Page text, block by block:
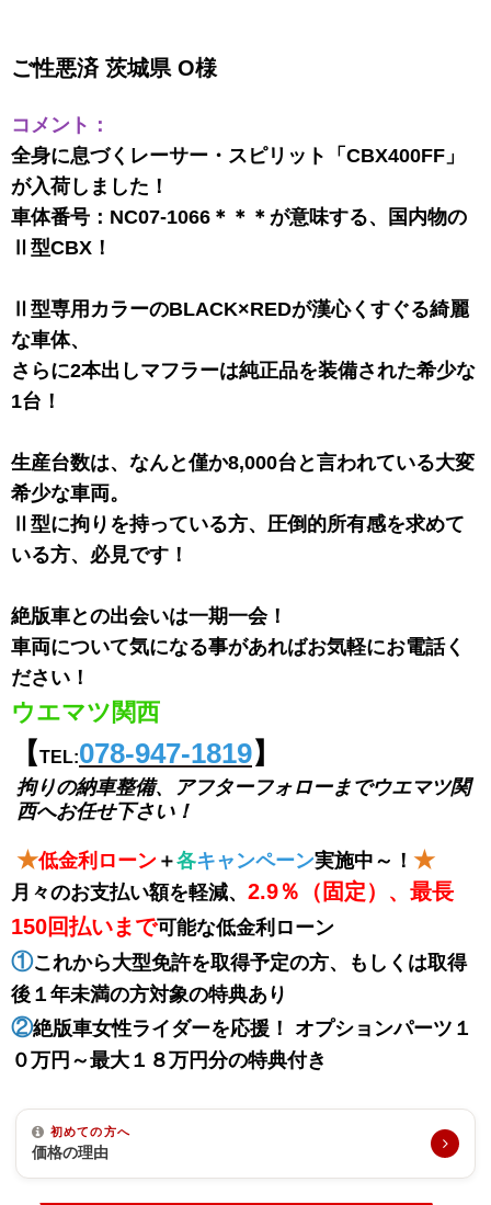
ご性悪済 茨城県 O様
コメント：
全身に息づくレーサー・スピリット「CBX400FF」
が入荷しました！
車体番号：NC07-1066＊＊＊が意味する、国内物の
Ⅱ型CBX！
Ⅱ型専用カラーのBLACK×REDが漢心くすぐる綺麗
な車体、
さらに2本出しマフラーは純正品を装備された希少な
1台！
生産台数は、なんと僅か8,000台と言われている大変
希少な車両。
Ⅱ型に拘りを持っている方、圧倒的所有感を求めて
いる方、必見です！
絶版車との出会いは一期一会！
車両について気になる事があればお気軽にお電話く
ださい！
ウエマツ関西
【TEL:078-947-1819】
拘りの納車整備、アフターフォローまでウエマツ関
西へお任せ下さい！
★低金利ローン ＋各キャンペーン実施中～！ ★
月々のお支払い額を軽減、 2.9％（固定）、最長
150回払いまで可能な低金利ローン
①これから大型免許を取得予定の方、もしくは取得
後１年未満の方対象の特典あり
②絶版車女性ライダーを応援！ オプションパーツ１
０万円～最大１８万円分の特典付き
初めての方へ
価格の理由